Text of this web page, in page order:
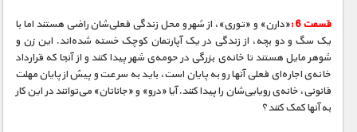
قسمت 6 :
«دارن» و «توری»، از شهر و محل زندگی فعلی‌شان راضی هستند اما با
یک سگ و دو بچه، از زندگی در یک آپارتمان کوچک خسته ‌شده‌اند. این زن و
شوهر مایل هستند تا خانه‌ی بزرگی در حومه‌ی شهر پیدا کنند و از آنجا که قرارداد
خانه‌ی اجاره‌ای فعلی آنها رو به پایان است، باید به سرعت و پیش از پایان مهلت
قانونی، خانه‌ی رویایی‌شان را پیدا کنند. آیا «درو» و «جاناتان» می‌توانند در این کار
به آنها کمک کنند؟